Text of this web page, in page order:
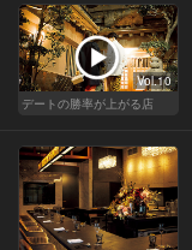
Vol.10
デートの勝率が上がる店